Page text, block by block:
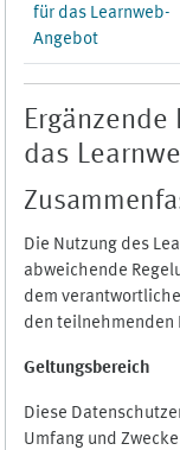
für das Learnweb-
Angebot
das
Die Nutzung des
abweichende
dem
den teilnehmenden
Geltungsbereich
Diese
Umfang und